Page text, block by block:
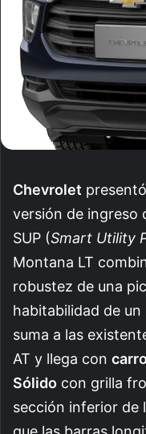
Chevrolet
versión de ingreso
SUP (Smart Utility
Montana LT
robustez de una
habitabilidad de un
suma a las
AT y llega con
Sólido con grilla
sección inferior de